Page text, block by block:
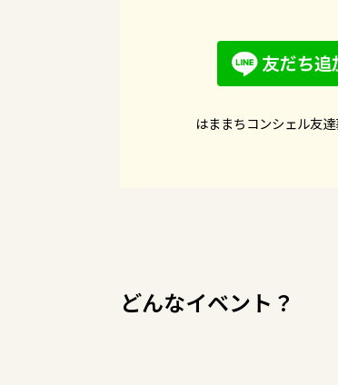
はままちコンシェル友達
どんなイベント？